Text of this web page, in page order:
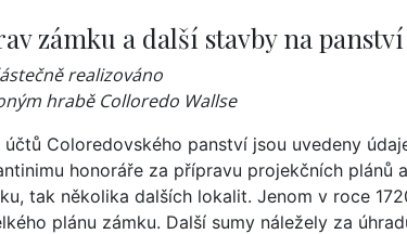
zámku a další stavby na panství
realizováno
hrabě Colloredo Wallse
účtů Coloredovského panství jsou uvedeny
honoráře za přípravu projekčních
tak několika dalších lokalit. Jenom v roce
plánu zámku. Další sumy náležely za